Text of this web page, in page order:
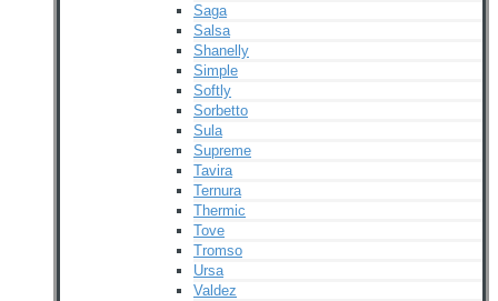
Saga
Salsa
Shanelly
Simple
Softly
Sorbetto
Sula
Supreme
Tavira
Ternura
Thermic
Tove
Tromso
Ursa
Valdez